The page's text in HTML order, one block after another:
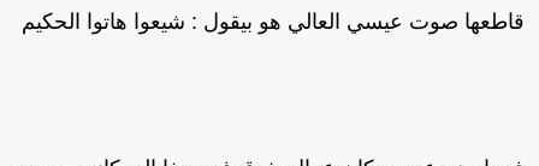
صوت عيسي العالي هو بيقول : شيعوا هاتوا الحكيم